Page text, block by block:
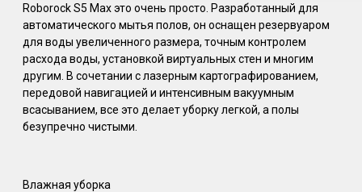
Roborock S5 Max это очень просто. Разработанный для
автоматического мытья полов, он оснащен резервуаром
для воды увеличенного размера, точным контролем
расхода воды, установкой виртуальных стен и многим
другим. В сочетании с лазерным картографированием,
передовой навигацией и интенсивным вакуумным
всасыванием, все это делает уборку легкой, а полы
безупречно чистыми.
Влажная уборка